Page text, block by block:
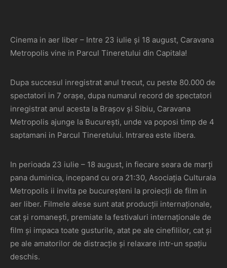
Cinema in aer liber – Intre 23 iulie și 18 august, Caravana
Metropolis vine in Parcul Tineretului din Capitala!
Dupa succesul inregistrat anul trecut, cu peste 80.000 de
spectatori in 7 orașe, dupa numarul record de spectatori
inregistrat anul acesta la Brașov și Sibiu, Caravana
Metropolis ajunge la București, unde va poposi timp de 4
saptamani in Parcul Tineretului. Intrarea este libera.
In perioada 23 iulie – 18 august, in fiecare seara de marți
pana duminica, incepand cu ora 21:30, Asociația Culturala
Metropolis ii invita pe bucureșteni la proiecții de film in
aer liber. Filmele alese sunt atat producții internaționale,
cat și romanești, premiate la festivaluri internaționale de
film și impaca toate gusturile, atat pe ale cinefililor, cat și
pe ale amatorilor de distracție și relaxare intr-un spațiu
deschis.